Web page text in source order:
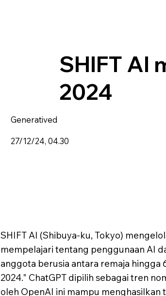
SHIFT AI
2024
Generatived
27/12/24, 04.30
SHIFT AI (Shibuya-ku, Tokyo)
mempelajari tentang penggunaan AI
anggota berusia antara remaja
2024." ChatGPT dipilih sebagai tren
oleh OpenAI ini mampu